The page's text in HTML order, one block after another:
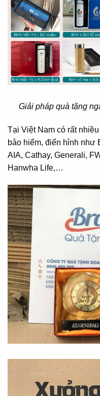
Giải pháp quà tặng
Tại Việt Nam có rất
bảo hiểm, điển hỉnh như
AIA, Cathay, Generali,
Hanwha Life,…